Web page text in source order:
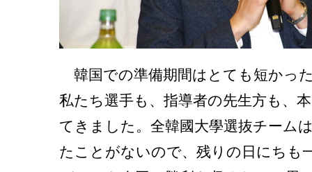
韓国での準備期間はとても短かっ
私たち選手も、指導者の先生方も、
てきました。全韓國大學選抜チーム
たことがないので、残りの日にちも